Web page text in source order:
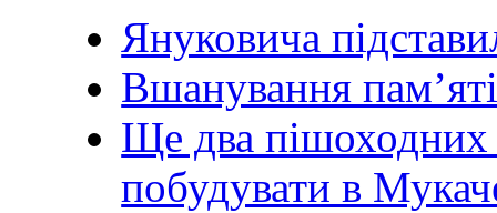
Януковича
Вшанування
Ще два
побудувати в